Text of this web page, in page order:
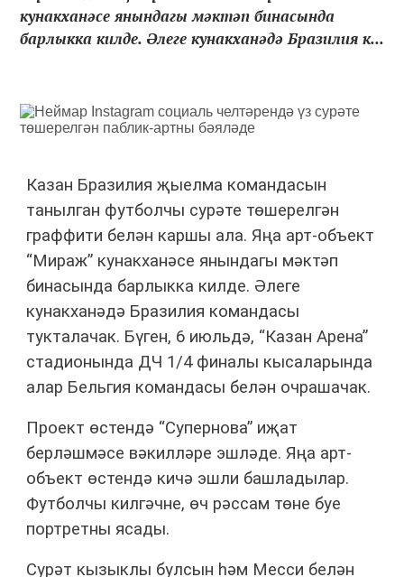
кунакханәсе янындагы мәктәп бинасында
барлыкка килде. Әлеге кунакханәдә Бразилия к...
Казан Бразилия җыелма командасын
танылган футболчы сурәте төшерелгән
граффити белән каршы ала. Яңа арт-объект
“Мираж” кунакханәсе янындагы мәктәп
бинасында барлыкка килде. Әлеге
кунакханәдә Бразилия командасы
тукталачак. Бүген, 6 июльдә, “Казан Арена”
стадионында ДЧ 1/4 финалы кысаларында
алар Бельгия командасы белән очрашачак.
Проект өстендә “Супернова” иҗат
берләшмәсе вәкилләре эшләде. Яңа арт-
объект өстендә кичә эшли башладылар.
Футболчы килгәчне, өч рәссам төне буе
портретны ясады.
Сурәт кызыклы булсын һәм Месси белән